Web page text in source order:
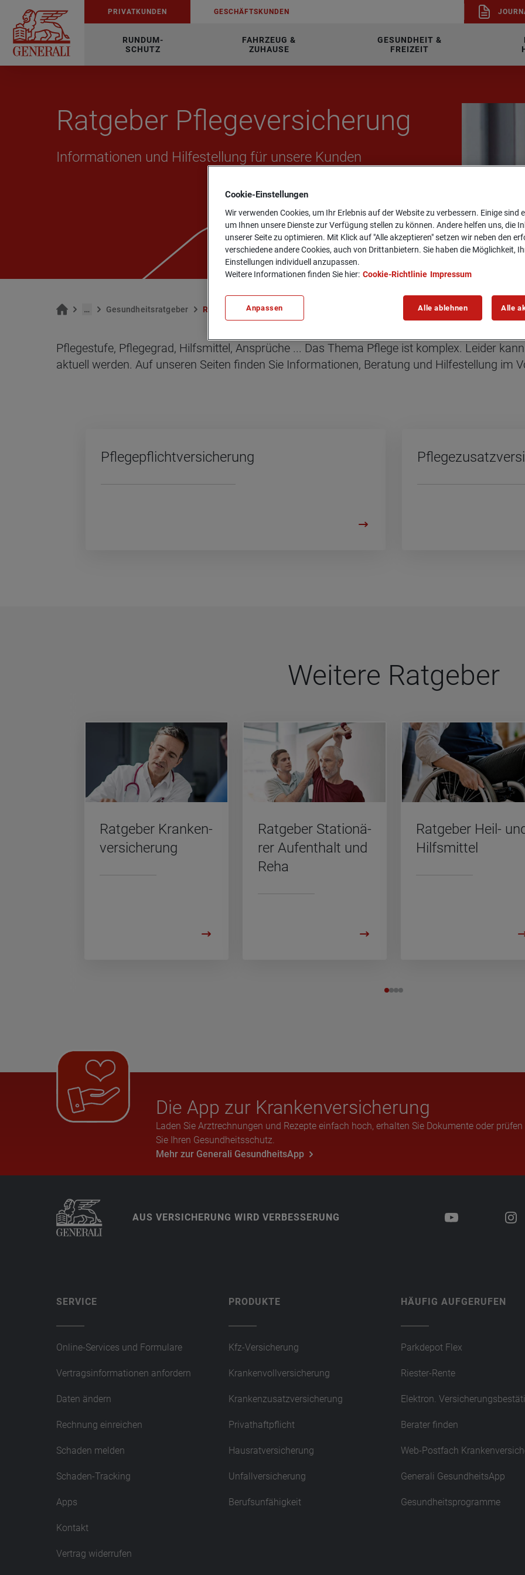
PRI­VAT­KUN­DEN GE­SCHÄFTS­KUN­DEN
RUNDUM-
SCHUTZ
FAHRZEUG &
ZUHAUSE
GESUNDHEIT &
FREIZEIT
Rat­ge­ber Pfle­ge­ver­si­che­rung
In­for­ma­tio­nen und Hil­fe­stel­lung für un­se­re Kun­den
… Ge­sund­heits­rat­ge­ber Rat­ge­ber Pfle­ge­ver­si­che­rung
Pflegestufe, Pflegegrad, Hilfsmittel, Ansprüche ... Das Thema Pflege ist komplex. Leider
aktuell werden. Auf unseren Seiten finden Sie Informationen, Beratung und Hilfestellung im
Pfle­ge­pflicht­ver­si­che­rung
Wei­tere Rat­ge­ber
Rat­ge­ber Kran­ken­
ver­si­che­rung
Rat­ge­ber Sta­tio­nä­
rer Auf­ent­halt und
Reha
Rat­ge­ber Heil-
Hilfs­mit­tel
Die App zur Kran­ken­ver­si­che­rung
Laden Sie Arztrechnungen und Rezepte einfach hoch, erhalten Sie Dokumente oder prüfen
Sie Ihren Gesundheitsschutz.
Mehr zur Generali GesundheitsApp
AUS VERSICHERUNG WIRD VERBESSERUNG
SERVICE
Online-Services und Formulare
Vertragsinformationen anfordern
Daten ändern
Rechnung einreichen
Schaden melden
Schaden-Tracking
Apps
Kontakt
Vertrag widerrufen
PRODUKTE
Kfz-Versicherung
Krankenvollversicherung
Krankenzusatzversicherung
Privathaftpflicht
Hausratversicherung
Unfallversicherung
Berufsunfähigkeit
HÄUFIG AUFGERUFEN
Parkdepot Flex
Riester-Rente
Elektron.
Berater finden
Web-Postfach
Generali GesundheitsApp
Gesundheitsprogramme
Cookie-­Einstellungen
Wir verwenden Cookies, um Ihr Erlebnis auf der Website zu verbessern. Einige sind
um Ihnen unsere Dienste zur Verfügung stellen zu können. Andere helfen uns, die
unserer Seite zu optimieren. Mit Klick auf "Alle akzeptieren" setzen wir neben den
verschiedene andere Cookies, auch von Drittanbietern. Sie haben die Möglichkeit,
Einstellungen individuell anzupassen.
Weitere Informationen finden Sie hier: Cookie-Richtlinie Impressum
Anpassen Alle ablehnen Alle